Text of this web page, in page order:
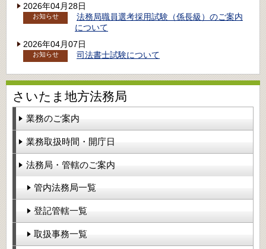
2026年04月28日
お知らせ
法務局職員選考採用試験（係長級）のご案内
について
2026年04月07日
お知らせ 司法書士試験について
さいたま地方法務局
業務のご案内
業務取扱時間・開庁日
法務局・管轄のご案内
管内法務局一覧
登記管轄一覧
取扱事務一覧